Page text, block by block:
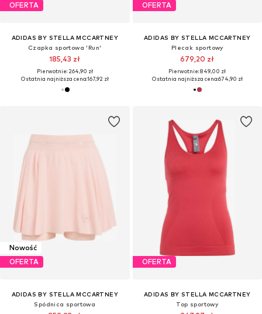
OFERTA
ADIDAS BY STELLA MCCARTNEY
Czapka sportowa 'Run'
185,43 zł
Pierwotnie: 264,90 zł
Ostatnia najniższa cena:167,92 zł
OFERTA
ADIDAS BY STELLA MCCARTNEY
Plecak sportowy
679,20 zł
Pierwotnie: 849,00 zł
Ostatnia najniższa cena:674,90 zł
Nowość
OFERTA
ADIDAS BY STELLA MCCARTNEY
Spódnica sportowa
OFERTA
ADIDAS BY STELLA MCCARTNEY
Top sportowy